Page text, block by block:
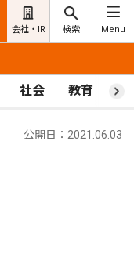
会社・IR 検索 Menu
社会 教育 ス
公開日：2021.06.03